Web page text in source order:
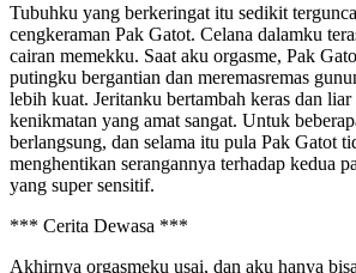
Tubuhku yang berkeringat itu sedikit
cengkeraman Pak Gatot. Celana dalamku
cairan memekku. Saat aku orgasme, Pak
putingku bergantian dan meremasremas
lebih kuat. Jeritanku bertambah keras dan liar
kenikmatan yang amat sangat. Untuk
berlangsung, dan selama itu pula Pak Gatot
menghentikan serangannya terhadap kedua
yang super sensitif.
*** Cerita Dewasa ***
Akhirnya orgasmeku usai, dan aku hanya